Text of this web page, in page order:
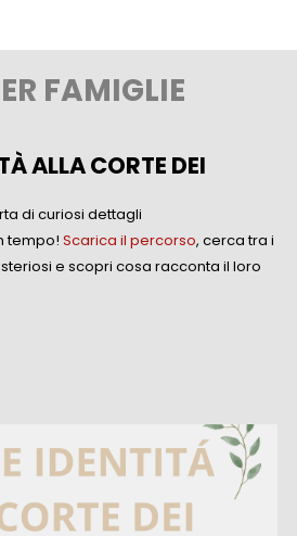
FAMIGLIE
ALLA CORTE DEI
di curiosi dettagli
tempo! Scarica il percorso, cerca tra i
e scopri cosa racconta il loro